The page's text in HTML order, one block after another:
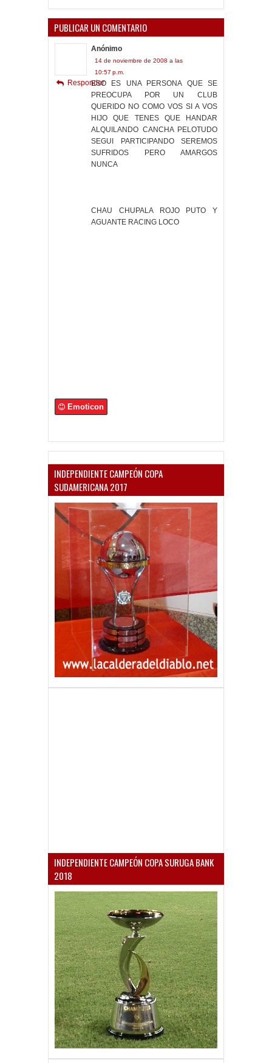
PUBLICAR UN COMENTARIO
Anónimo
14 de noviembre de 2008 a las
10:57 p.m.
ESO ES UNA PERSONA QUE SE
PREOCUPA POR UN CLUB
QUERIDO NO COMO VOS SI A VOS
HIJO QUE TENES QUE HANDAR
ALQUILANDO CANCHA PELOTUDO
SEGUI PARTICIPANDO SEREMOS
SUFRIDOS PERO AMARGOS
NUNCA
CHAU CHUPALA ROJO PUTO Y
AGUANTE RACING LOCO
Responder
Emoticon
INDEPENDIENTE CAMPEÓN COPA
SUDAMERICANA 2017
INDEPENDIENTE CAMPEÓN COPA SURUGA BANK
2018